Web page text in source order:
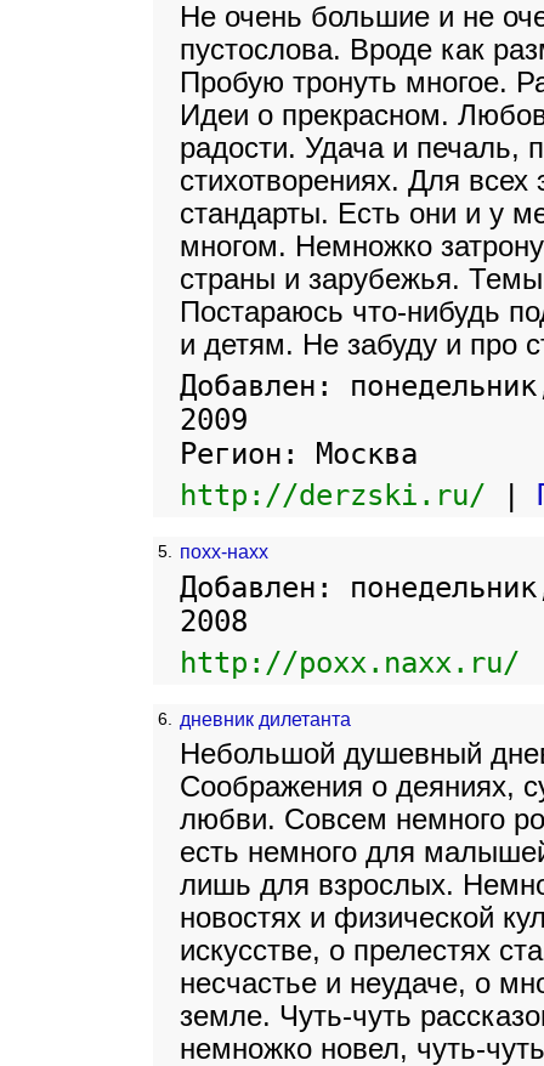
Не очень большие и не
пустослова. Вроде как
Пробую тронуть многое.
Идеи о прекрасном.
радости. Удача и печаль,
стихотворениях. Для
стандарты. Есть они и у
многом. Немножко
страны и зарубежья.
Постараюсь что-нибудь
и детям. Не забуду и про
Добавлен:
2009
Регион: Москва
http://derzski.ru/
5. похх-нахх
Добавлен:
2008
http://poxx.naxx.ru/
6. дневник дилетанта
Небольшой душевный
Соображения о деяниях,
любви. Совсем немного
есть немного для
лишь для взрослых.
новостях и физической
искусстве, о прелестях
несчастье и неудаче, о
земле. Чуть-чуть
немножко новел, чуть-